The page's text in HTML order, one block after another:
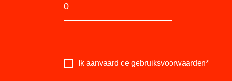
Ik aanvaard de gebruiksvoorwaarden*